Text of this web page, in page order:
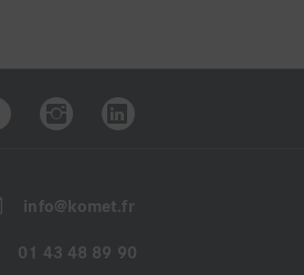
info@komet.fr
01 43 48 89 90